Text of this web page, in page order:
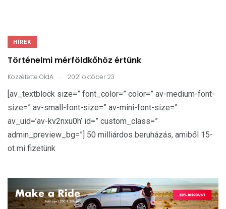
HÍREK
Történelmi mérföldkőhöz értünk
Közzétette OldA . 2021 október 23
[av_textblock size=” font_color=” color=” av-medium-font-
size=” av-small-font-size=” av-mini-font-size=”
av_uid=’av-kv2nxu0h’ id=” custom_class=”
admin_preview_bg=”] 50 milliárdos beruházás, amiből 15-
ot mi fizetünk